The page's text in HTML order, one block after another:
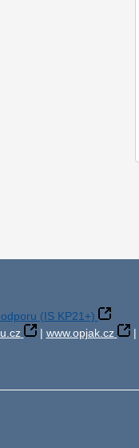
(IS KP21+)
| www.opjak.cz |